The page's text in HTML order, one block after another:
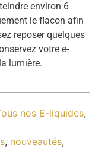
environ 6
le flacon afin
reposer quelques
votre e-
lumière.
nos E-liquides,
, nouveautés,